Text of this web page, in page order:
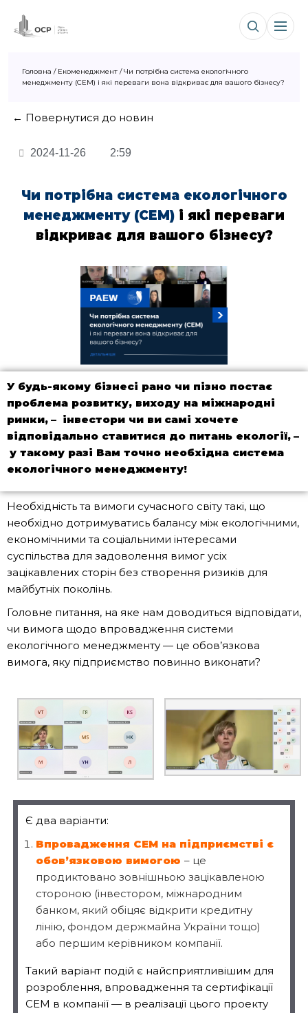
Головна / Екоменеджмент /Чи потрібна система екологічного
менеджменту (СЕМ) і які переваги вона відкриває для вашого бізнесу?
← Повернутися до новин
2024-11-26 2:59
Чи потрібнасистемаекологічного
менеджменту (СЕМ) і які переваги
відкриває для вашого бізнесу?
У будь-якому бізнесі рано чи пізно постає
проблема розвитку, виходу на міжнародні
ринки, – інвестори чи ви самі хочете
відповідально ставитися до питань екології, –
у такому разі Вам точно необхідна система
екологічного менеджменту!
Необхідність та вимоги сучасного світу такі, що
необхідно дотримуватись балансу між екологічними,
економічними та соціальними інтересами
суспільства для задоволення вимог усіх
зацікавлених сторін без створення ризиків для
майбутніх поколінь.
Головне питання, на яке нам доводиться відповідати,
чи вимога щодо впровадження системи
екологічного менеджменту — це обов’язкова
вимога, яку підприємство повинно виконати?
Є два варіанти:
Впровадження СЕМ на підприємстві є
обов’язковою вимогою – це
продиктовано зовнішньою зацікавленою
стороною (інвестором, міжнародним
банком, який обіцяє відкрити кредитну
лінію, фондом держмайна України тощо)
або першим керівником компанії.
Такий варіант подій є найсприятливішим для
розроблення, впровадження та сертифікації
СЕМ в компанії — в реалізації цього проекту